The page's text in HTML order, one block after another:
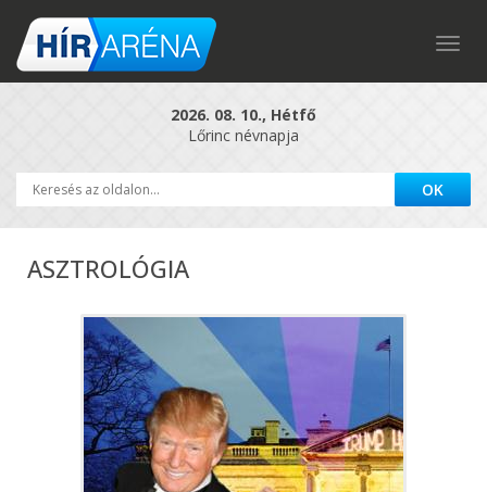
2026. 08. 10., Hétfő
Lőrinc névnapja
ASZTROLÓGIA